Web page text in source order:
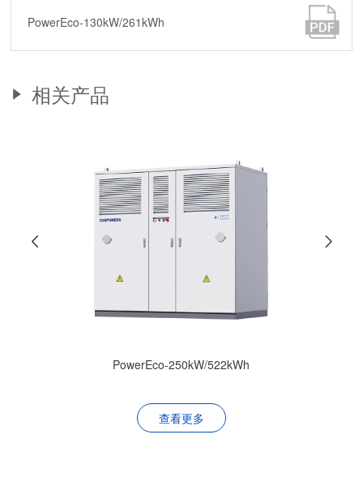
PowerEco-130kW/261kWh
相关产品
PowerEco-250kW/522kWh
查看更多